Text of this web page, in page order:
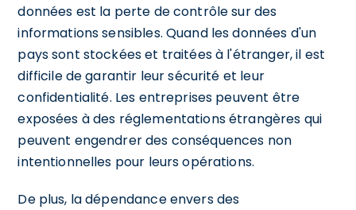
données est la perte de contrôle sur des
informations sensibles. Quand les données d'un
pays sont stockées et traitées à l'étranger, il est
difficile de garantir leur sécurité et leur
confidentialité. Les entreprises peuvent être
exposées à des réglementations étrangères qui
peuvent engendrer des conséquences non
intentionnelles pour leurs opérations.
De plus, la dépendance envers des